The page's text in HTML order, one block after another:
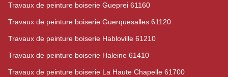
Travaux de peinture boiserie Gueprei 61160
Travaux de peinture boiserie Guerquesalles 61120
Travaux de peinture boiserie Habloville 61210
Travaux de peinture boiserie Haleine 61410
Travaux de peinture boiserie La Haute Chapelle 61700